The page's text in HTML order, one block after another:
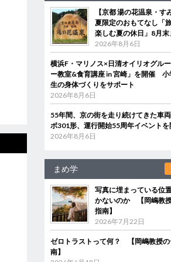
【京都 湯の花温泉・す
夏限定のおもてなし「
楽しむ夏の休日」8月末
2026年8月6日
横浜F・マリノス×日清オイリオグル
ー教室&食育講座 in 宮崎」を開催 小
生の身体づくりをサポート
2026年8月6日
55年間、京の街を走り続けてきた車
ボ301形、運行開始55周年イベントを
2026年8月6日
まめ学
写真に埋まっている位
かないのか 【岡嶋教
指南】
2026年7月22日
ゼロトラストって何？ 【岡嶋教授の
南】